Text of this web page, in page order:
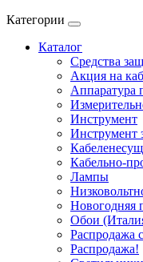
Категории
Каталог
Cредства
Акция на
Аппаратура
Инструмент
Инструмент
Кабельно-
Лампы
Новогодняя
Обои
Распродажа
Распродажа!